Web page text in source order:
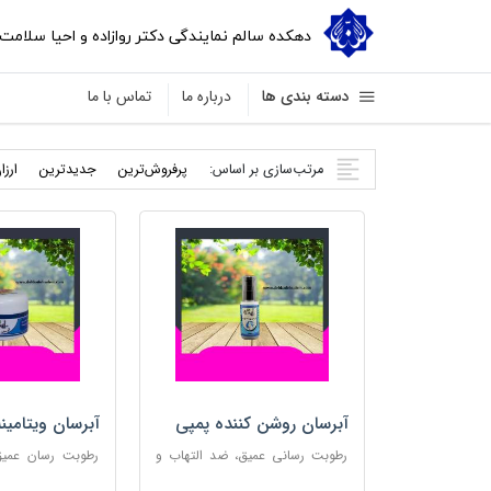
دهکده سالم نمایندگی دکتر روازاده و احیا
دسته بندی ها درباره ما تماس با ما
مرتب‌سازی بر اساس: پرفروش‌ترین جدید‌ترین
آبرسان روشن کننده پمپی
رطوبت رسانی عمیق، ضد التهاب و
آبرسان
رطوبت رسان